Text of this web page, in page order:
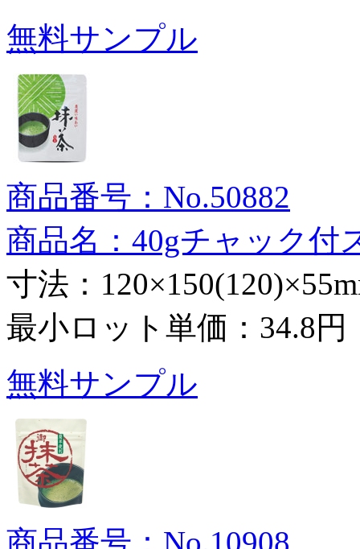
無料サンプル
商品番号：No.50882
商品名：40gチャック付
寸法：
最小ロット単価： 34.8円
無料サンプル
商品番号：No.10908